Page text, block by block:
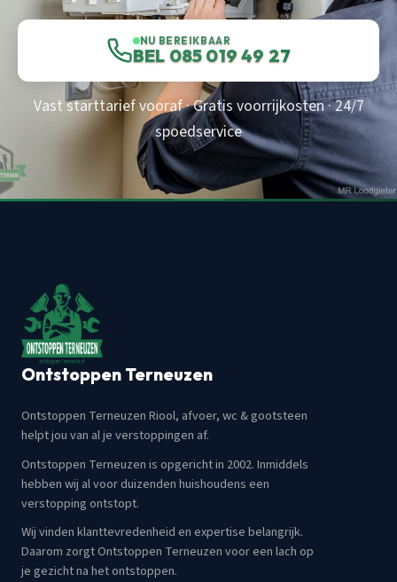
NU BEREIKBAAR
BEL 085 019 49 27
Vast starttarief vooraf · Gratis voorrijkosten · 24/7
spoedservice
Ontstoppen Terneuzen
Ontstoppen Terneuzen Riool, afvoer, wc & gootsteen
helpt jou van al je verstoppingen af.
Ontstoppen Terneuzen is opgericht in 2002. Inmiddels
hebben wij al voor duizenden huishoudens een
verstopping ontstopt.
Wij vinden klanttevredenheid en expertise belangrijk.
Daarom zorgt Ontstoppen Terneuzen voor een lach op
je gezicht na het ontstoppen.